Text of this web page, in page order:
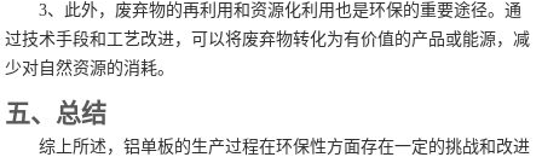
3、此外，废弃物的再利用和资源化利用也是环保的重要途径。通
过技术手段和工艺改进，可以将废弃物转化为有价值的产品或能源，减
少对自然资源的消耗。
五、总结
综上所述，铝单板的生产过程在环保性方面存在一定的挑战和改进